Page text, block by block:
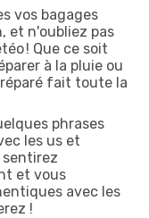
vos bagages
et n'oubliez pas
! Que ce soit
à la pluie ou
fait toute la
phrases
les us et
sentirez
et vous
avec les
!